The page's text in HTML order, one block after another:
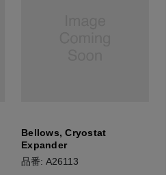
Bellows, Cryostat
Expander
品番: A26113